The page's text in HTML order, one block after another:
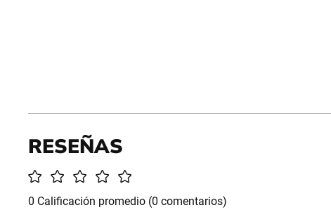
0 Calificación promedio (0 comentarios)